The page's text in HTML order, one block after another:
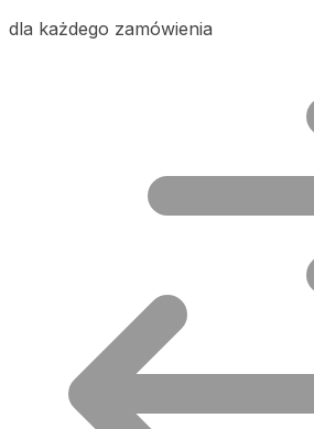
dla każdego zamówienia